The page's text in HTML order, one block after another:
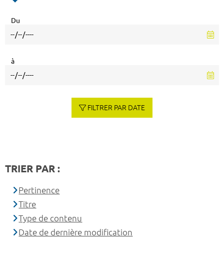
Du
à
FILTRER PAR DATE
TRIER PAR :
Pertinence
Titre
Type de contenu
Date de dernière modification